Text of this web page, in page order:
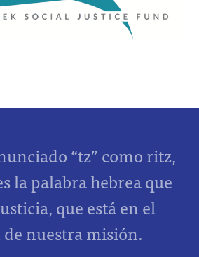
“tz” como ritz,
la palabra hebrea que
que está en el
de nuestra misión.